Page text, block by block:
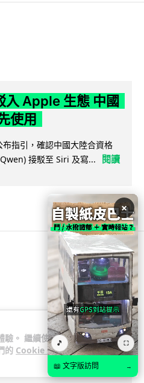
驗。 繼續使用
的 Cookie 政
入 Apple 生態 中國
使用
指引，確認中國大陸合資格
接駁至 Siri 及寫...
閱讀
語濫用英文 稱
」動搖科技話語
×
🎵 ⛶
📖 文字版訪問 →